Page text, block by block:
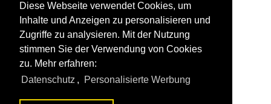
Diese Webseite verwendet Cookies, um
Inhalte und Anzeigen zu personalisieren und
Zugriffe zu analysieren. Mit der Nutzung
stimmen Sie der Verwendung von Cookies
zu. Mehr erfahren:
Datenschutz , Personalisierte Werbung